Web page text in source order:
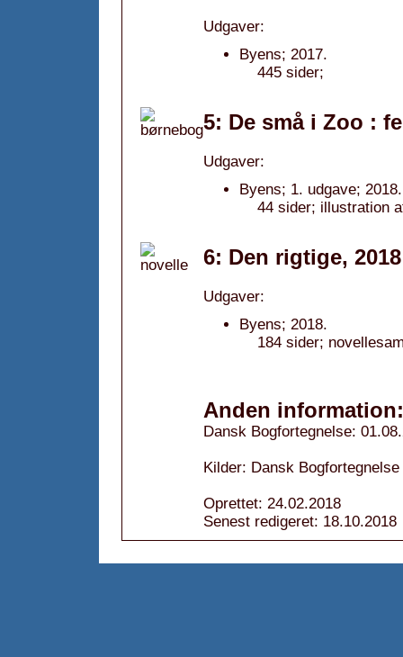
Udgaver:
Byens; 2017.
445 sider;
5: De små i Zoo :
Udgaver:
Byens; 1. udgave; 2018.
44 sider; illustration
6: Den rigtige, 2018
Udgaver:
Byens; 2018.
184 sider;
Anden information:
Dansk Bogfortegnelse:
Kilder: Dansk Bogfortegnelse
Oprettet: 24.02.2018
Senest redigeret: 18.10.2018